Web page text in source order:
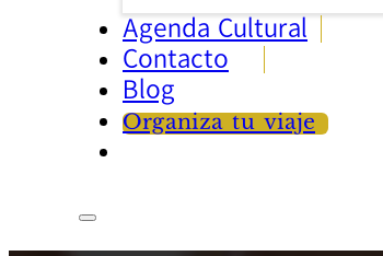
Agenda Cultural
Contacto
Blog
Organiza tu viaje